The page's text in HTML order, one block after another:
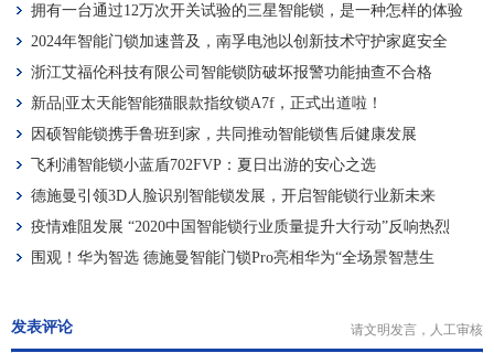
拥有一台通过12万次开关试验的三星智能锁，是一种怎样的体验
2024年智能门锁加速普及，南孚电池以创新技术守护家庭安全
浙江艾福伦科技有限公司智能锁防破坏报警功能抽查不合格
新品|亚太天能智能猫眼款指纹锁A7f，正式出道啦！
因硕智能锁携手鲁班到家，共同推动智能锁售后健康发展
飞利浦智能锁小蓝盾702FVP：夏日出游的安心之选
德施曼引领3D人脸识别智能锁发展，开启智能锁行业新未来
疫情难阻发展 “2020中国智能锁行业质量提升大行动”反响热烈
围观！华为智选 德施曼智能门锁Pro亮相华为“全场景智慧生
发表评论 请文明发言，人工审核